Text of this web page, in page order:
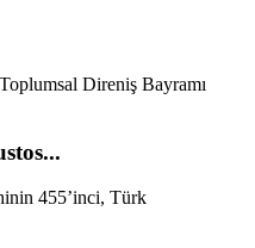
455’inci, Türk